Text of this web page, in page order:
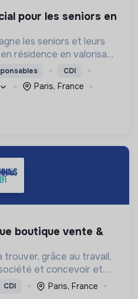
les seniors et leurs
résidence en valorisant
clé en main, sans
CDI
Paris, France
trouver, grâce au travail,
et concevoir et
cohérentes pour
CDI
Paris, France